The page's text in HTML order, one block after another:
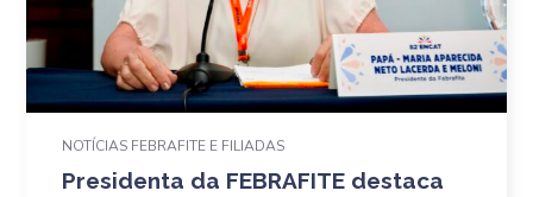
NOTÍCIAS FEBRAFITE E FILIADAS
Presidenta da FEBRAFITE destaca